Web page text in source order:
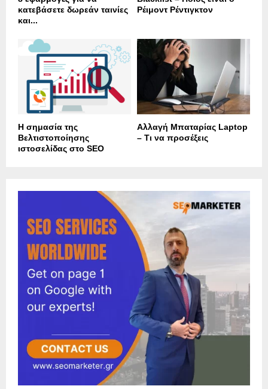
κατεβάσετε δωρεάν ταινίες
και...
Ρέιμοντ Ρέντιγκτον
Η σημασία της
Βελτιστοποίησης
ιστοσελίδας στο SEO
Αλλαγή Μπαταρίας Laptop
– Τι να προσέξεις